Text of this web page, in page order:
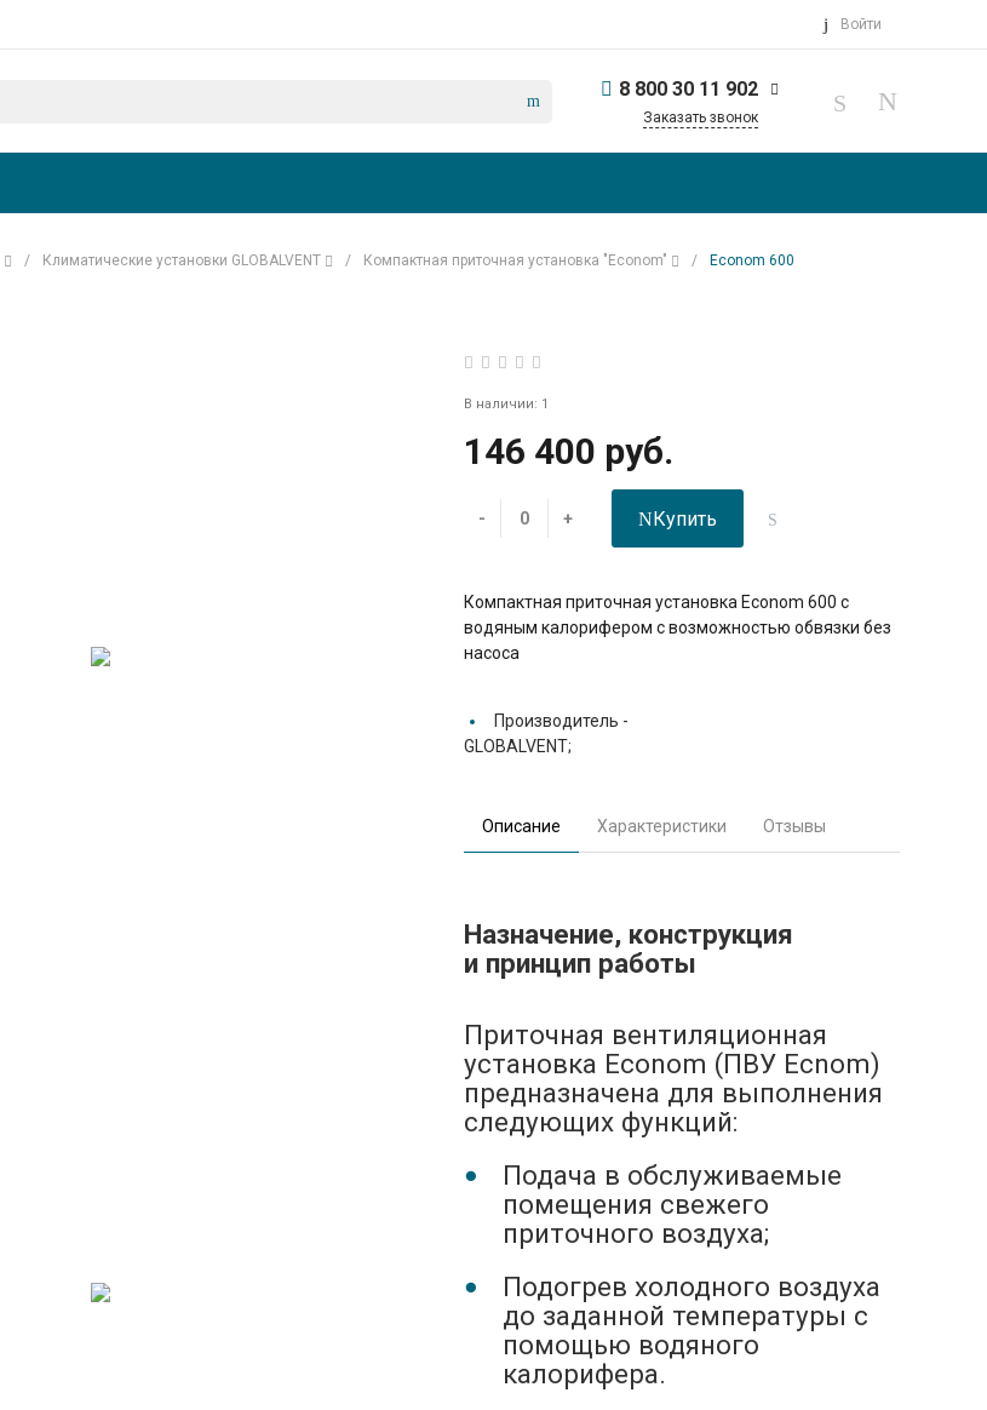
Войти
8 800 30 11 902
Заказать звонок
/ Климатические установки GLOBALVENT / Компактная приточная установка "Econom" / Econom 600
В наличии: 1
146 400 руб.
- + Купить
Компактная приточная установка Econom 600 с
водяным калорифером с возможностью обвязки без
насоса
Производитель -
GLOBALVENT;
Описание Характеристики Отзывы
Назначение, конструкция
и принцип работы
Приточная вентиляционная
установка Econom (ПВУ Ecnom)
предназначена для выполнения
следующих функций:
Подача в обслуживаемые
помещения свежего
приточного воздуха;
Подогрев холодного воздуха
до заданной температуры с
помощью водяного
калорифера.